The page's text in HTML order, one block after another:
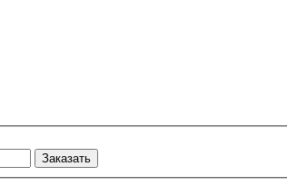
Заказать